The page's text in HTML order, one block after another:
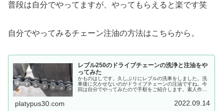
普段は自分でやってますが、やってもらえると楽です笑
自分でやってみるチェーン注油の方法はこちらから。
レブル250のドライブチェーンの洗浄と注油をや
ってみた
かものはしです。久しぶりにレブルの洗車をしました。洗
車後に欠かせないのがドライブチェーンの注油ですね。今
回は自分でやってみたので手順をご紹介します。素人作業
platypus30.com 2022.09.14